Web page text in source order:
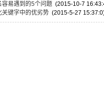
易遇到的5个问题 (2015-10-7
键字中的优劣势 (2015-5-27